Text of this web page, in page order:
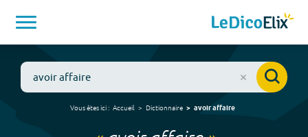
Vous êtes ici : Accueil Dictionnaire avoir affaire